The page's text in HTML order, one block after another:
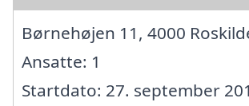
Børnehøjen 11, 4000
Ansatte: 1
Startdato: 27. september